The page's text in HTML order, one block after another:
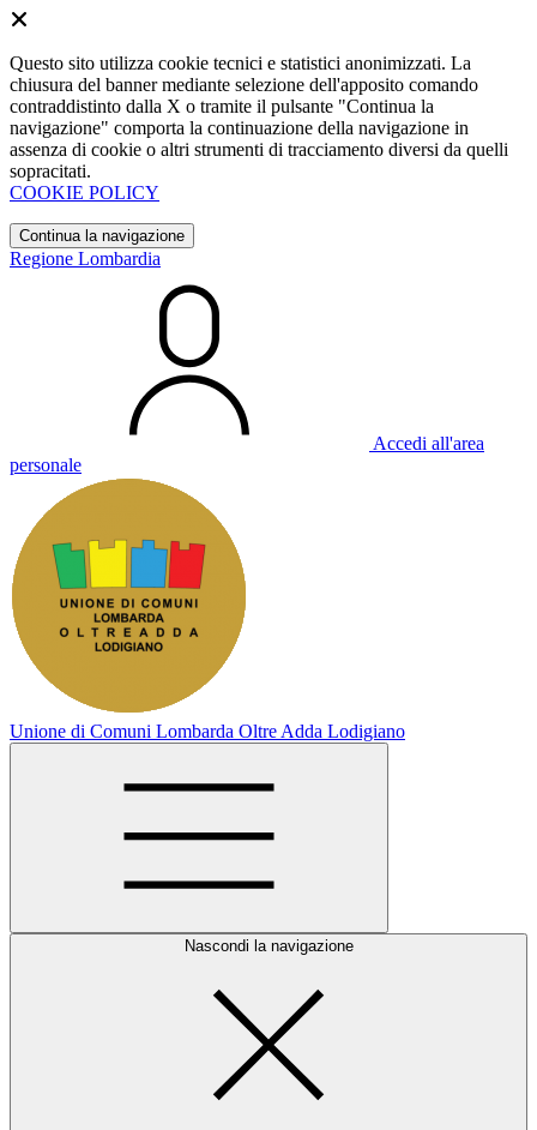
Questo sito utilizza cookie tecnici e statistici anonimizzati. La
chiusura del banner mediante selezione dell'apposito comando
contraddistinto dalla X o tramite il pulsante "Continua la
navigazione" comporta la continuazione della navigazione in
assenza di cookie o altri strumenti di tracciamento diversi da quelli
sopracitati.
COOKIE POLICY
Continua la navigazione
Regione Lombardia
Accedi all'area
personale
Unione di Comuni Lombarda Oltre Adda Lodigiano
Nascondi la navigazione